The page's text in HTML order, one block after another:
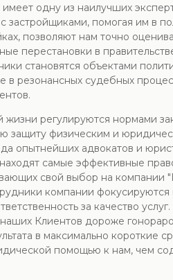
одну из наилучших
помогая им в
позволяют нам точно
перестановки в
становятся объектами
резонансных судебных
регулируются нормами
защиту физическим и
опытнейших адвокатов и
самые эффективные
свой выбор на компании
компании
за качество
Клиентов дороже
в максимально короткие
помощью к нам, чем